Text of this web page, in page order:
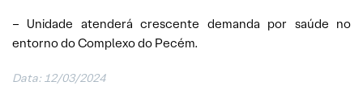
– Unidade atenderá crescente demanda por saúde no
entorno do Complexo do Pecém.
Data: 12/03/2024